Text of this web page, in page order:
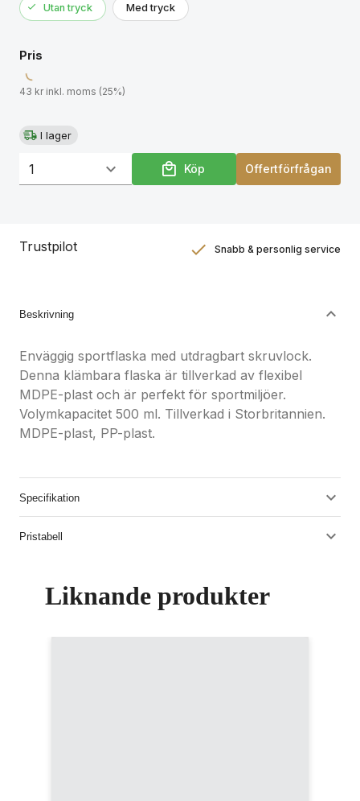
Utan tryck Med tryck
Pris
43 kr inkl. moms (25%)
I lager
Köp Offertförfrågan
Trustpilot Snabb & personlig service
Beskrivning
Enväggig sportflaska med utdragbart skruvlock.
Denna klämbara flaska är tillverkad av flexibel
MDPE-plast och är perfekt för sportmiljöer.
Volymkapacitet 500 ml. Tillverkad i Storbritannien.
MDPE-plast, PP-plast.
Specifikation
Pristabell
Liknande produkter